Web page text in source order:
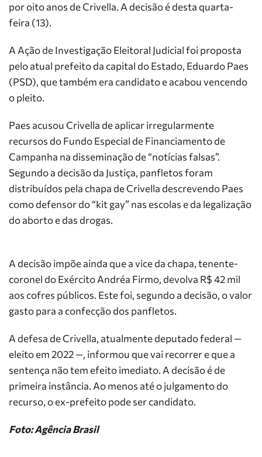
por oito anos de Crivella. A decisão é desta quarta-
feira (13).
A Ação de Investigação Eleitoral Judicial foi proposta
pelo atual prefeito da capital do Estado, Eduardo Paes
(PSD), que também era candidato e acabou vencendo
o pleito.
Paes acusou Crivella de aplicar irregularmente
recursos do Fundo Especial de Financiamento de
Campanha na disseminação de “notícias falsas”.
Segundo a decisão da Justiça, panfletos foram
distribuídos pela chapa de Crivella descrevendo Paes
como defensor do “kit gay” nas escolas e da legalização
do aborto e das drogas.
A decisão impõe ainda que a vice da chapa, tenente-
coronel do Exército Andréa Firmo, devolva R$ 42 mil
aos cofres públicos. Este foi, segundo a decisão, o valor
gasto para a confecção dos panfletos.
A defesa de Crivella, atualmente deputado federal —
eleito em 2022 —, informou que vai recorrer e que a
sentença não tem efeito imediato. A decisão é de
primeira instância. Ao menos até o julgamento do
recurso, o ex-prefeito pode ser candidato.
Foto: Agência Brasil